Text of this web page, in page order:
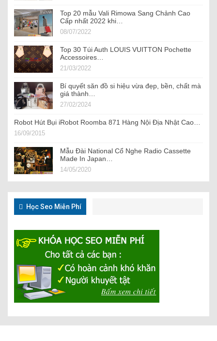
Top 20 mẫu Vali Rimowa Sang Chảnh Cao
Cấp nhất 2022 khi…
08/07/2022
Top 30 Túi Auth LOUIS VUITTON Pochette
Accessoires…
21/03/2022
Bí quyết săn đồ si hiệu vừa đẹp, bền, chất mà
giá thành…
27/02/2024
Robot Hút Bụi iRobot Roomba 871 Hàng Nội Địa Nhật Cao…
16/09/2015
Mẫu Đài National Cổ Nghe Radio Cassette
Made In Japan…
14/05/2020
Học Seo Miễn Phí